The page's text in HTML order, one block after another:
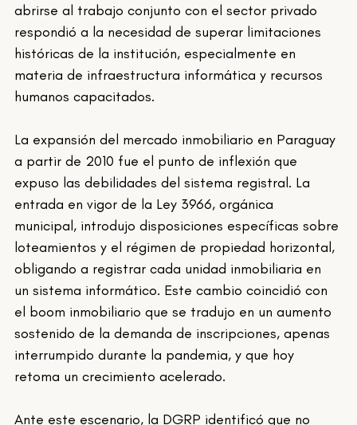
abrirse al trabajo conjunto con el sector privado
respondió a la necesidad de superar limitaciones
históricas de la institución, especialmente en
materia de infraestructura informática y recursos
humanos capacitados.
La expansión del mercado inmobiliario en Paraguay
a partir de 2010 fue el punto de inflexión que
expuso las debilidades del sistema registral. La
entrada en vigor de la Ley 3966, orgánica
municipal, introdujo disposiciones específicas sobre
loteamientos y el régimen de propiedad horizontal,
obligando a registrar cada unidad inmobiliaria en
un sistema informático. Este cambio coincidió con
el boom inmobiliario que se tradujo en un aumento
sostenido de la demanda de inscripciones, apenas
interrumpido durante la pandemia, y que hoy
retoma un crecimiento acelerado.
Ante este escenario, la DGRP identificó que no